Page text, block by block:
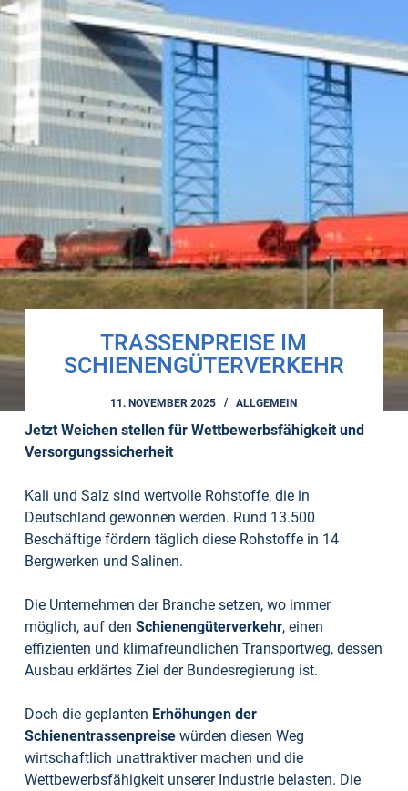
TRASSENPREISE IM
SCHIENENGÜTERVERKEHR
11. NOVEMBER 2025 ALLGEMEIN
Jetzt Weichen stellen für Wettbewerbsfähigkeit und
Versorgungssicherheit
Kali und Salz sind wertvolle Rohstoffe, die in
Deutschland gewonnen werden. Rund 13.500
Beschäftige fördern täglich diese Rohstoffe in 14
Bergwerken und Salinen.
Die Unternehmen der Branche setzen, wo immer
möglich, auf den Schienengüterverkehr, einen
effizienten und klimafreundlichen Transportweg, dessen
Ausbau erklärtes Ziel der Bundesregierung ist.
Doch die geplanten Erhöhungen der
Schienentrassenpreisewürden diesen Weg
wirtschaftlich unattraktiver machen und die
Wettbewerbsfähigkeit unserer Industrie belasten. Die